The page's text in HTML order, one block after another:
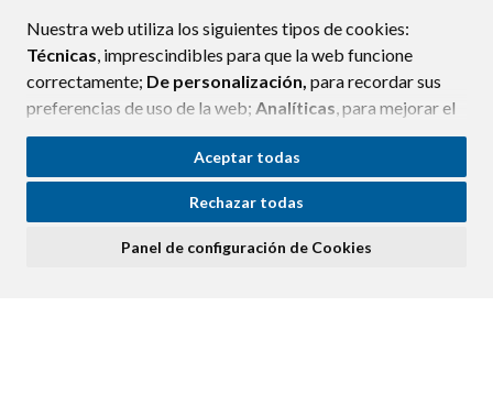
Nuestra web utiliza los siguientes tipos de cookies:
Técnicas, imprescindibles para que la web funcione
correctamente; De personalización, para recordar sus
preferencias de uso de la web; Analíticas, para mejorar el
funcionamiento de la web y sus servicios.
Si acepta pulsando el botón“Aceptar todas”
consideramos que acepta su uso. Si pulsa el botón
ninguna acción, se guardarán las cookies técnicas
Aceptar todas
Rechazar todas
Panel de configuración de Cookies